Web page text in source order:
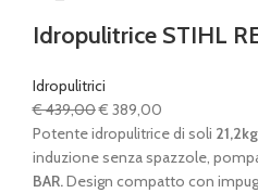
Idropulitrice STIHL
Idropulitrici
€439,00Il
prezzo
originale
era:
€ 389,00
prezzo
attuale
è:
Potente idropulitrice di soli
induzione senza spazzole,
BAR.Design compatto con